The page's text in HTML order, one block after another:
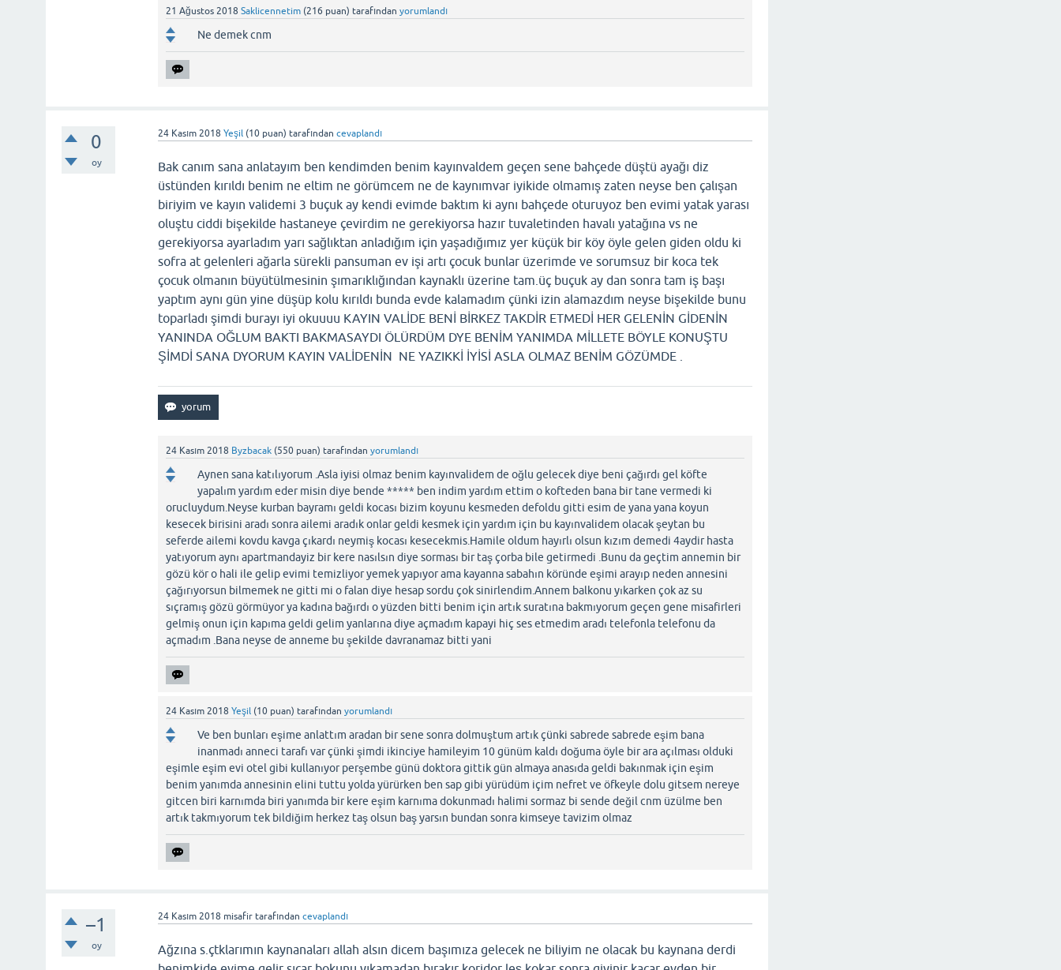
21 Ağustos 2018 Saklicennetim (216 puan) tarafından yorumlandı
Ne demek cnm
0
oy
24 Kasım 2018 Yeşil (10 puan) tarafından cevaplandı
Bak canım sana anlatayım ben kendimden benim kayınvaldem geçen sene bahçede düştü ayağı diz
üstünden kırıldı benim ne eltim ne görümcem ne de kaynımvar iyikide olmamış zaten neyse ben çalışan
biriyim ve kayın validemi 3 buçuk ay kendi evimde baktım ki aynı bahçede oturuyoz ben evimi yatak yarası
oluştu ciddi bişekilde hastaneye çevirdim ne gerekiyorsa hazır tuvaletinden havalı yatağına vs ne
gerekiyorsa ayarladım yarı sağlıktan anladığım için yaşadığımız yer küçük bir köy öyle gelen giden oldu ki
sofra at gelenleri ağarla sürekli pansuman ev işi artı çocuk bunlar üzerimde ve sorumsuz bir koca tek
çocuk olmanın büyütülmesinin şımarıklığından kaynaklı üzerine tam.üç buçuk ay dan sonra tam iş başı
yaptım aynı gün yine düşüp kolu kırıldı bunda evde kalamadım çünki izin alamazdım neyse bişekilde bunu
toparladı şimdi burayı iyi okuuuu KAYIN VALİDE BENİ BİRKEZ TAKDİR ETMEDİ HER GELENİN GİDENİN
YANINDA OĞLUM BAKTI BAKMASAYDI ÖLÜRDÜM DYE BENİM YANIMDA MİLLETE BÖYLE KONUŞTU
ŞİMDİ SANA DYORUM KAYIN VALİDENİN NE YAZIKKİ İYİSİ ASLA OLMAZ BENİM GÖZÜMDE .
24 Kasım 2018 Byzbacak (550 puan) tarafından yorumlandı
Aynen sana katılıyorum .Asla iyisi olmaz benim kayınvalidem de oğlu gelecek diye beni çağırdı gel köfte
yapalım yardım eder misin diye bende ***** ben indim yardım ettim o kofteden bana bir tane vermedi ki
orucluydum.Neyse kurban bayramı geldi kocası bizim koyunu kesmeden defoldu gitti esim de yana yana koyun
kesecek birisini aradı sonra ailemi aradık onlar geldi kesmek için yardım için bu kayınvalidem olacak şeytan bu
seferde ailemi kovdu kavga çıkardı neymiş kocası kesecekmis.Hamile oldum hayırlı olsun kızım demedi 4aydir hasta
yatıyorum aynı apartmandayiz bir kere nasılsın diye sorması bir taş çorba bile getirmedi .Bunu da geçtim annemin bir
gözü kör o hali ile gelip evimi temizliyor yemek yapıyor ama kayanna sabahın köründe eşimi arayıp neden annesini
çağırıyorsun bilmemek ne gitti mi o falan diye hesap sordu çok sinirlendim.Annem balkonu yıkarken çok az su
sıçramış gözü görmüyor ya kadına bağırdı o yüzden bitti benim için artık suratına bakmıyorum geçen gene misafirleri
gelmiş onun için kapıma geldi gelim yanlarına diye açmadım kapayi hiç ses etmedim aradı telefonla telefonu da
açmadım .Bana neyse de anneme bu şekilde davranamaz bitti yani
24 Kasım 2018 Yeşil (10 puan) tarafından yorumlandı
Ve ben bunları eşime anlattım aradan bir sene sonra dolmuştum artık çünki sabrede sabrede eşim bana
inanmadı anneci tarafı var çünki şimdi ikinciye hamileyim 10 günüm kaldı doğuma öyle bir ara açılması olduki
eşimle eşim evi otel gibi kullanıyor perşembe günü doktora gittik gün almaya anasıda geldi bakınmak için eşim
benim yanımda annesinin elini tuttu yolda yürürken ben sap gibi yürüdüm içim nefret ve öfkeyle dolu gitsem nereye
gitcen biri karnımda biri yanımda bir kere eşim karnıma dokunmadı halimi sormaz bi sende değil cnm üzülme ben
artık takmıyorum tek bildiğim herkez taş olsun baş yarsın bundan sonra kimseye tavizim olmaz
–1
oy
24 Kasım 2018 misafir tarafından cevaplandı
Ağzına s.çtklarımın kaynanaları allah alsın dicem başımıza gelecek ne biliyim ne olacak bu kaynana derdi